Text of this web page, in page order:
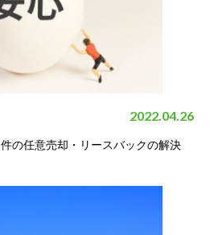
2022.04.26
の任意売却・リースバックの解決